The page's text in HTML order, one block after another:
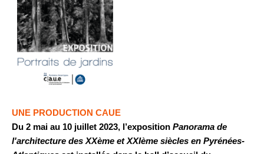
UNE PRODUCTION CAUE
Du 2 mai au 10 juillet 2023, l’exposition Panorama de
l'architecture des XXème et XXIème siècles en Pyrénées-